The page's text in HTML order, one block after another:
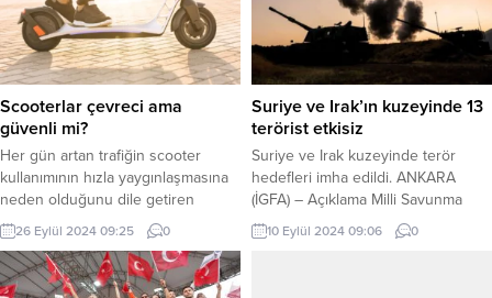
Scooterlar çevreci ama
güvenli mi?
Her gün artan trafiğin scooter
kullanımının hızla yaygınlaşmasına
neden olduğunu dile getiren
uzmanlar, özellikle büyük
şehirlerde yaygınlaşan scooterların,
doğru tedbirler alınmadığı takdirde
ciddi yaralanma ve ölümlerle
26 Eylül 2024 09:25 0
Suriye ve Irak’ın kuzeyinde 13
terörist etkisiz
Suriye ve Irak kuzeyinde terör
hedefleri imha edildi. ANKARA
(İGFA) – Açıklama Milli Savunma
Bakanlığı’ndan geldi. Bakanlık, Türk
Silahlı Kuvvetleri
10 Eylül 2024 09:06 0